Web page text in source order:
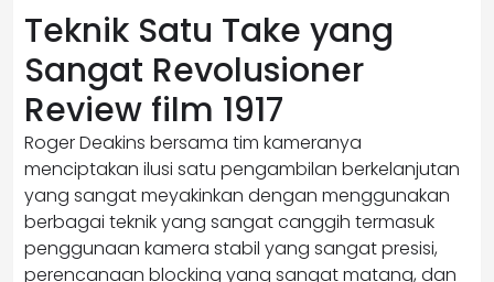
Teknik Satu Take yang
Sangat Revolusioner
Review film 1917
Roger Deakins bersama tim kameranya
menciptakan ilusi satu pengambilan berkelanjutan
yang sangat meyakinkan dengan menggunakan
berbagai teknik yang sangat canggih termasuk
penggunaan kamera stabil yang sangat presisi,
perencanaan blocking yang sangat matang, dan